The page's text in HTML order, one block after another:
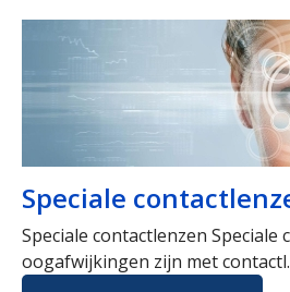
Speciale
Speciale contactlenzen
oogafwijkingen zijn met